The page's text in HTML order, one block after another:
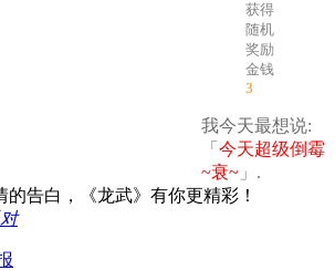
获得
随机
奖励
金钱
3
我今天最想说:
「 今天超级倒霉
~衰~ 」.
的告白，《龙武》有你更精彩！